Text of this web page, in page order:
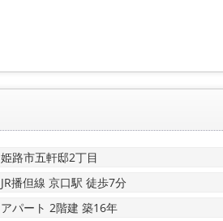
姫路市五軒邸2丁目
JR播但線 京口駅 徒歩7分
アパート 2階建 築16年